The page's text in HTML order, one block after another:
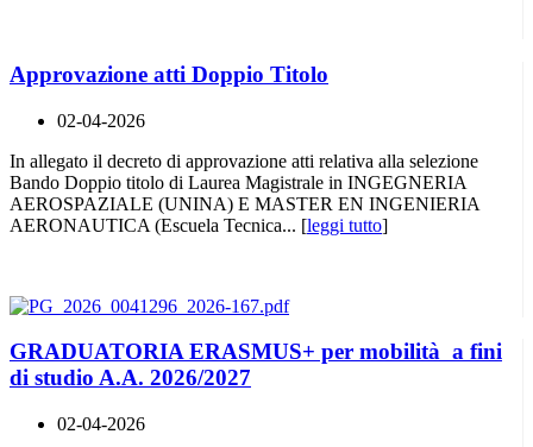
Approvazione atti Doppio Titolo
02-04-2026
In allegato il decreto di approvazione atti relativa alla selezione
Bando Doppio titolo di Laurea Magistrale in INGEGNERIA
AEROSPAZIALE (UNINA) E MASTER EN INGENIERIA
AERONAUTICA (Escuela Tecnica... [leggi tutto]
GRADUATORIA ERASMUS+ per mobilità a fini
di studio A.A. 2026/2027
02-04-2026